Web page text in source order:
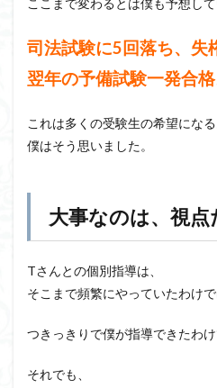
ここまで変わるとは僕も予想して
司法試験に5回落ち、失
翌年の予備試験一発合格
これは多くの受験生の希望になる
僕はそう思いました。
大事なのは、視点
Tさんとの個別指導は、
そこまで頻繁にやっていたわけで
つきっきりで僕が指導できたわ
それでも、